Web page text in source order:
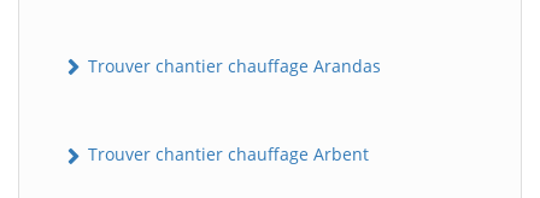
Trouver chantier chauffage Arandas
Trouver chantier chauffage Arbent